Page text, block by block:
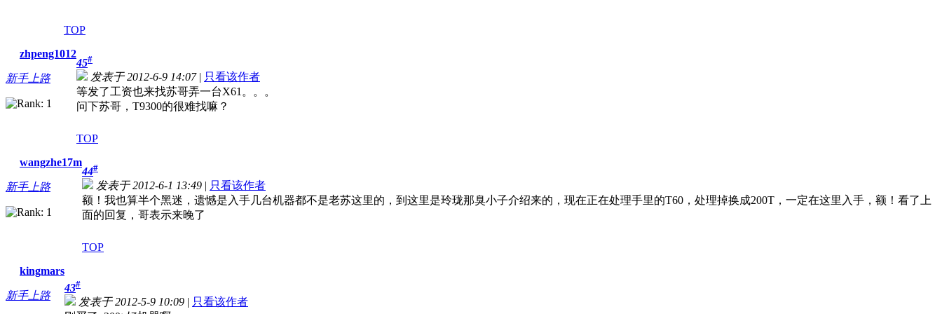
TOP
zhpeng1012
新手上路
45#
发表于 2012-6-9 14:07| 只看该作者
等发了工资也来找苏哥弄一台X61。。。
问下苏哥，T9300的很难找嘛？
TOP
wangzhe17m
新手上路
44#
发表于 2012-6-1 13:49 | 只看该作者
额！我也算半个黑迷，遗憾是入手几台机器都不是老苏这里的，到这里是玲珑那臭小子介绍来的，现在正在处理手里的T60，处理掉换成200T，一定在这里入手，额！看了上
面的回复，哥表示来晚了
TOP
kingmars
新手上路
43#
发表于 2012-5-9 10:09 | 只看该作者